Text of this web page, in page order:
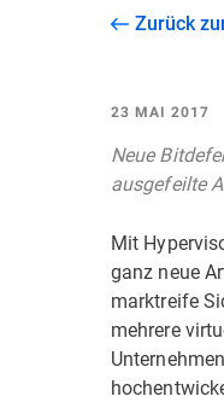
Zurück
23 MAI 2017
Neue
ausgefeilte
Mit
ganz neue
marktreife
mehrere